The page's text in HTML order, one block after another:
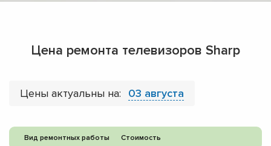
Цена ремонта телевизоров Sharp
Цены актуальны на: 03 августа
Вид ремонтных работы Стоимость